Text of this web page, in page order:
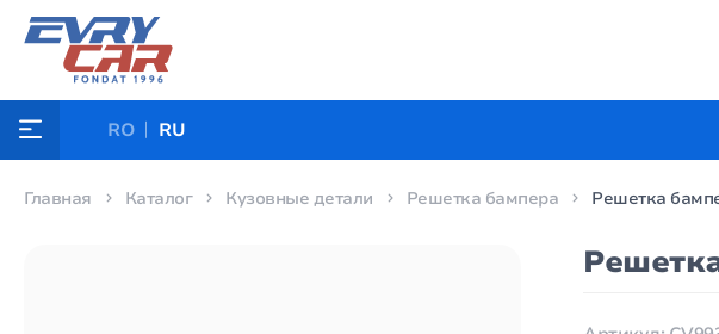
RO RU
Главная Каталог Кузовные детали Решетка бампера Решетка